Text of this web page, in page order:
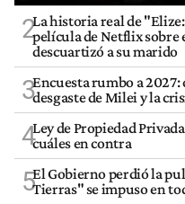
2La historia real de
película de Netflix sobre
descuartizó a su marido
3Encuesta rumbo a
desgaste de Milei y la
4Ley de Propiedad
cuáles en contra
5El Gobierno perdió la
Tierras" se impuso en